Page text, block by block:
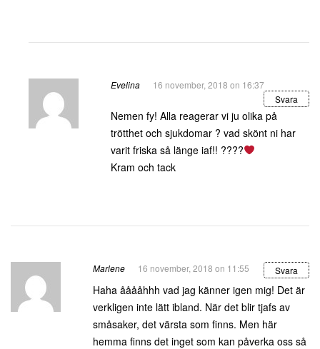
Evelina
16 november, 2018 on 16:37
Svara
Nemen fy! Alla reagerar vi ju olika på
trötthet och sjukdomar ? vad skönt ni har
varit friska så länge iaf!! ????
Kram och tack
Marlene 16 november, 2018 on 11:55 Svara
Haha ååååhhh vad jag känner igen mig! Det är
verkligen inte lätt ibland. När det blir tjafs av
småsaker, det värsta som finns. Men här
hemma finns det inget som kan påverka oss så